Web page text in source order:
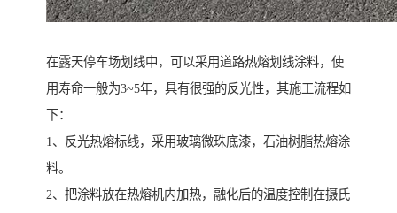
在露天停车场划线中，可以采用道路热熔划线涂料，使
用寿命一般为3~5年，具有很强的反光性，其施工流程如
下：
1、反光热熔标线，采用玻璃微珠底漆，石油树脂热熔涂
料。
2、把涂料放在热熔机内加热，融化后的温度控制在摄氏